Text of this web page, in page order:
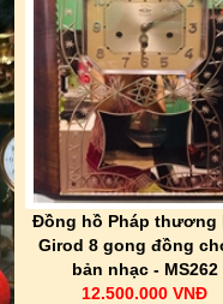
Đồng hồ Pháp thương
Girod 8 gong đồng
bản nhạc - MS262
12.500.000 VNĐ